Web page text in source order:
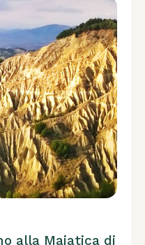
alla Majatica di